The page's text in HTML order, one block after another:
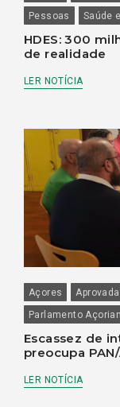
Pessoas
Saúde
HDES: 300
de realidade
LER NOTÍCIA
Açores
Parlamento
Escassez de
preocupa
LER NOTÍCIA